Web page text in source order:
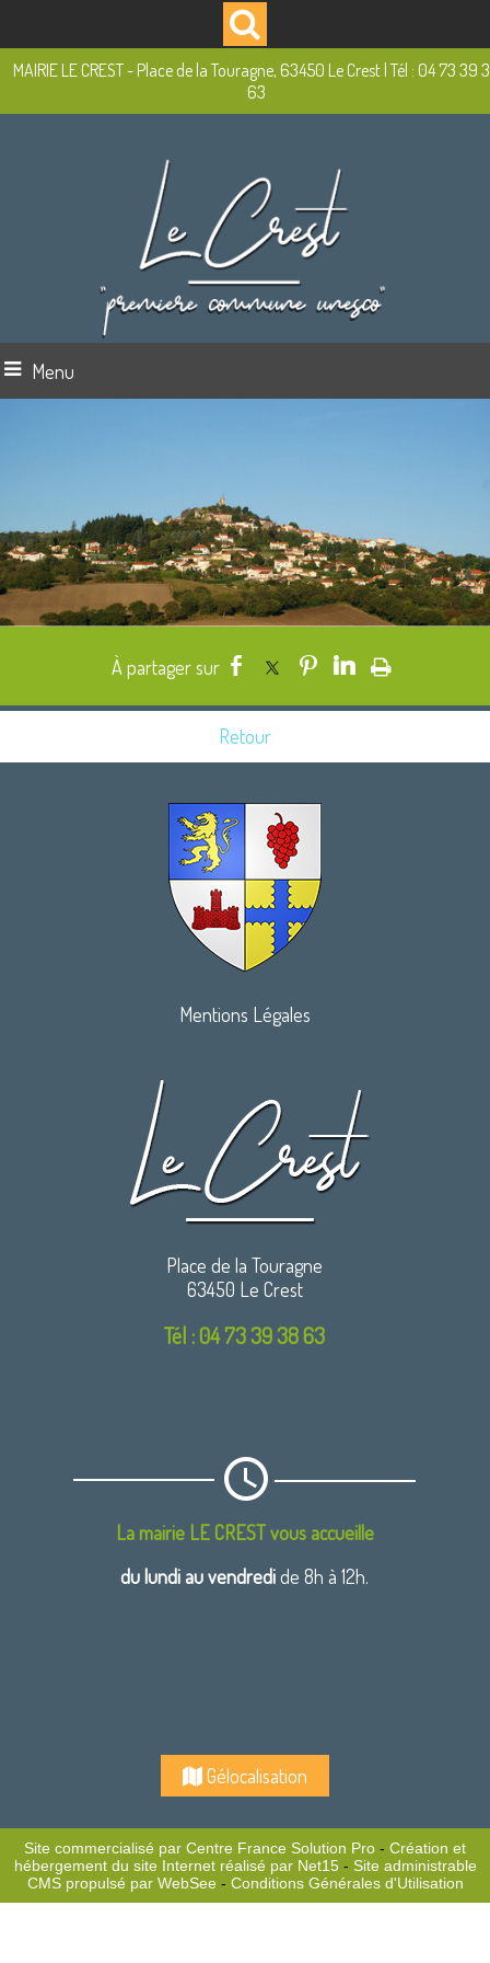
MAIRIE LE CREST - Place de la Touragne, 63450 Le Crest | Tél : 04 73 39
63
Menu
Retour
Mentions Légales
Place de la Touragne
63450 Le Crest
Tél : 04 73 39 38 63
La mairie LE CREST vous accueille
du lundi au vendredide 8h à 12h.
Gélocalisation
Site commercialisé par Centre France Solution Pro - Création et
hébergement du site Internet réalisé par Net15- Site administrable
CMS propulsé par WebSee- Conditions Générales d'Utilisation